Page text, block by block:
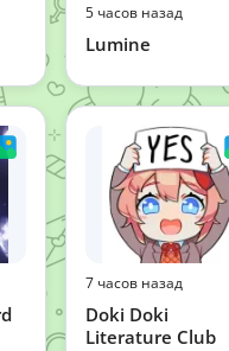
5 часов назад
Lumine
7 часов назад
Doki Doki
Literature Club